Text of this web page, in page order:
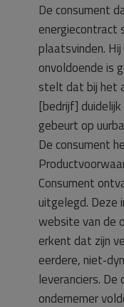
De consument
energiecontract
plaatsvinden.
onvoldoende is
stelt dat bij het
[bedrijf]
gebeurt op
De consument
Consument
uitgelegd.
website van de
erkent dat zijn
eerdere,
leveranciers.
ondernemer